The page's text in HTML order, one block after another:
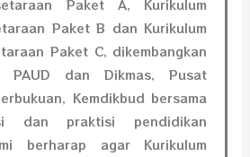
Paket A, Kurikulum
Paket B dan Kurikulum
Paket C, dikembangkan
PAUD dan Dikmas, Pusat
Kemdikbud bersama
dan praktisi pendidikan
berharap agar Kurikulum